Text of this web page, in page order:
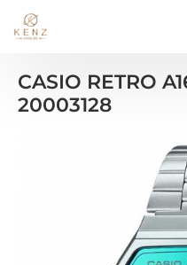
CASIO RETRO
20003128